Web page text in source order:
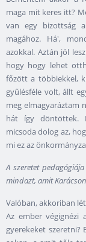
maga mit keres itt?
van egy bizottság
magához. Há',
azokkal. Aztán jól
hogy hogy lehet
főzött a többiekkel,
gyűlésféle volt, állt
meg elmagyaráztam
hát így döntöttek.
micsoda dolog az,
mi ez az
A szeretet
mindazt, amit
Valóban, akkoriban
Az ember végignézi
gyerekeket szeretni?